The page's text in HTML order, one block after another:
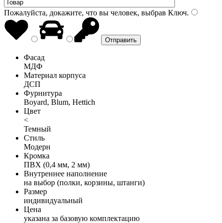
Пожалуйста, докажите, что вы человек, выбрав Ключ.
Фасад
МДФ
Материал корпуса
ДСП
Фурнитура
Boyard, Blum, Hettich
Цвет
<
Темный
Стиль
Модерн
Кромка
ПВХ (0,4 мм, 2 мм)
Внутреннее наполнение
на выбор (полки, корзины, штанги)
Размер
индивидуальный
Цена
указана за базовую комплектацию